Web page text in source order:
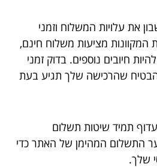
את עלויות המשלוח וזמני
מציעות משלוח חינם,
חיובים נוספים. בדוק זמני
שהרכישה שלך תגיע בעת
תמיד שיטות תשלום
התשלום המהימן של האתר כדי
שלך.